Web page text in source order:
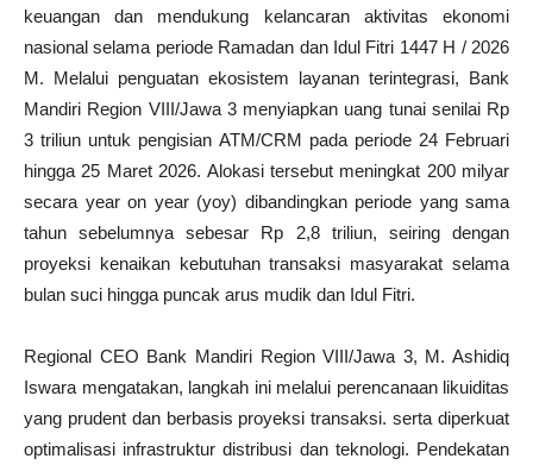
keuangan dan mendukung kelancaran aktivitas ekonomi
nasional selama periode Ramadan dan Idul Fitri 1447 H / 2026
M. Melalui penguatan ekosistem layanan terintegrasi, Bank
Mandiri Region VIII/Jawa 3 menyiapkan uang tunai senilai Rp
3 triliun untuk pengisian ATM/CRM pada periode 24 Februari
hingga 25 Maret 2026. Alokasi tersebut meningkat 200 milyar
secara year on year (yoy) dibandingkan periode yang sama
tahun sebelumnya sebesar Rp 2,8 triliun, seiring dengan
proyeksi kenaikan kebutuhan transaksi masyarakat selama
bulan suci hingga puncak arus mudik dan Idul Fitri.
Regional CEO Bank Mandiri Region VIII/Jawa 3, M. Ashidiq
Iswara mengatakan, langkah ini melalui perencanaan likuiditas
yang prudent dan berbasis proyeksi transaksi. serta diperkuat
optimalisasi infrastruktur distribusi dan teknologi. Pendekatan